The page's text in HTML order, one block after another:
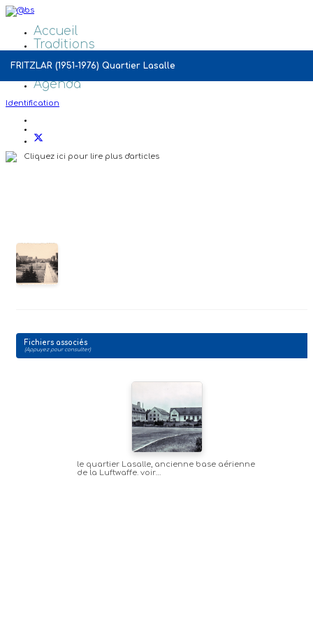
Accueil
Traditions
Liens
Agenda
Identification
Cliquez ici pour lire plus d'articles
FRITZLAR (1951-1976) Quartier Lasalle
Fichiers associés
(Appuyez pour consulter)
le quartier Lasalle, ancienne base aérienne
de la Luftwaffe. voir